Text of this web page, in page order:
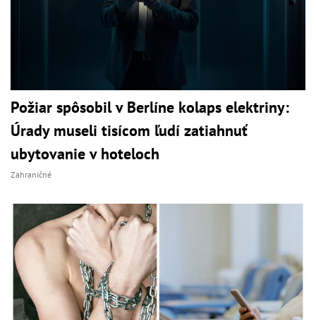
Požiar spôsobil v Berlíne kolaps elektriny:
Úrady museli tisícom ľudí zatiahnuť
ubytovanie v hoteloch
Zahraničné